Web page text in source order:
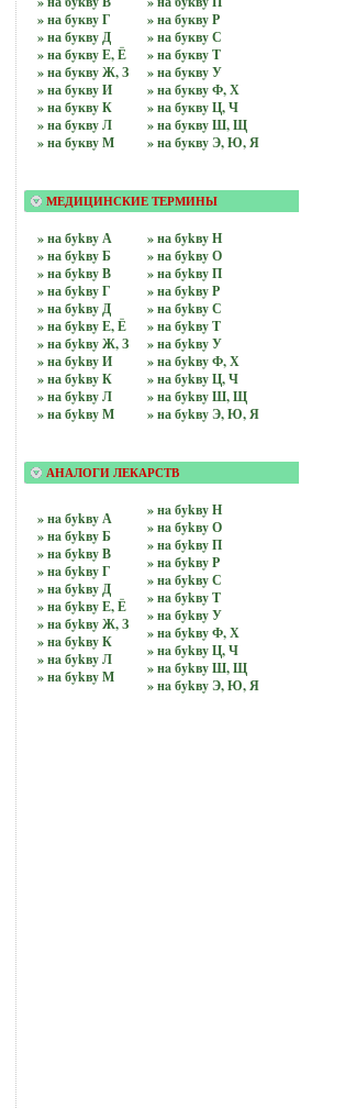
» на бyквy Г
» на бyквy Д
» на бyквy Е, Ё
» на бyквy Ж, З
» на бyквy И
» на бyквy К
» на бyквy Л
» на бyквy М
» на бyквy Р
» на бyквy С
» на бyквy Т
» на бyквy У
» на бyквy Ф, Х
» на бyквy Ц, Ч
» на бyквy Ш, Щ
» на бyквy Э, Ю, Я
МЕДИЦИНСКИЕ ТЕРМИНЫ
» на бykвy А
» на бykвy Б
» на бykвy В
» на бykвy Г
» на бykвy Д
» на бykвy Е, Ё
» на бykвy Ж, З
» на бykвy И
» на бykвy К
» на бykвy Л
» на бykвy М
» на бykвy Н
» на бykвy О
» на бykвy П
» на бykвy Р
» на бykвy С
» на бykвy Т
» на бykвy У
» на бykвy Ф, Х
» на бykвy Ц, Ч
» на бykвy Ш, Щ
» на бykвy Э, Ю, Я
АНАЛОГИ ЛЕКАРСТВ
» нa бykвy А
» нa бykвy Б
» нa бykвy В
» нa бykвy Г
» нa бykвy Д
» нa бykвy Е, Ё
» нa бykвy Ж, З
» нa бykвy К
» нa бykвy Л
» нa бykвy М
» нa бykвy Н
» нa бykвy О
» нa бykвy П
» нa бykвy Р
» нa бykвy С
» нa бykвy Т
» нa бykвy У
» нa бykвy Ф, Х
» нa бykвy Ц, Ч
» нa бykвy Ш, Щ
» нa бykвy Э, Ю, Я